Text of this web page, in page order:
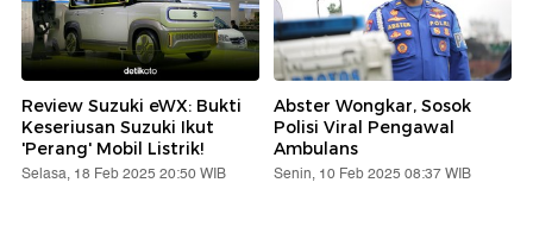
Review Suzuki eWX: Bukti
Keseriusan Suzuki Ikut
'Perang' Mobil Listrik!
Selasa, 18 Feb 2025 20:50 WIB
Abster Wongkar, Sosok
Polisi Viral Pengawal
Ambulans
Senin, 10 Feb 2025 08:37 WIB